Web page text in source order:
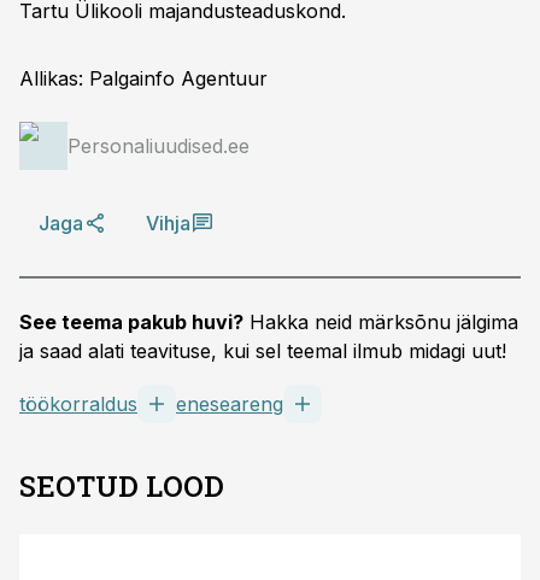
Tartu Ülikooli majandusteaduskond.
Allikas: Palgainfo Agentuur
Personaliuudised.ee
Jaga Vihja
See teema pakub huvi? Hakka neid märksõnu jälgima
ja saad alati teavituse, kui sel teemal ilmub midagi uut!
töökorraldus eneseareng
SEOTUD LOOD